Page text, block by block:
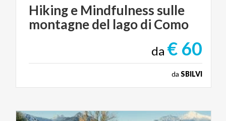
Hikinge Mindfulness sulle
montagnedel lagodi Como
da € 60
da SBILVI